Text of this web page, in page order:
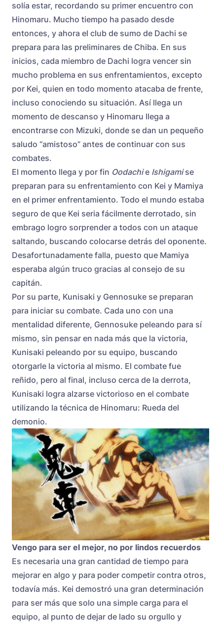
solía estar, recordando su primer encuentro con
Hinomaru. Mucho tiempo ha pasado desde
entonces, y ahora el club de sumo de Dachi se
prepara para las preliminares de Chiba. En sus
inicios, cada miembro de Dachi logra vencer sin
mucho problema en sus enfrentamientos, excepto
por Kei, quien en todo momento atacaba de frente,
incluso conociendo su situación. Así llega un
momento de descanso y Hinomaru llega a
encontrarse con Mizuki, donde se dan un pequeño
saludo “amistoso” antes de continuar con sus
combates.
El momento llega y por fin Oodachie Ishigamise
preparan para su enfrentamiento con Kei y Mamiya
en el primer enfrentamiento. Todo el mundo estaba
seguro de que Kei seria fácilmente derrotado, sin
embrago logro sorprender a todos con un ataque
saltando, buscando colocarse detrás del oponente.
Desafortunadamente falla, puesto que Mamiya
esperaba algún truco gracias al consejo de su
capitán.
Por su parte, Kunisaki y Gennosuke se preparan
para iniciar su combate. Cada uno con una
mentalidad diferente, Gennosuke peleando para sí
mismo, sin pensar en nada más que la victoria,
Kunisaki peleando por su equipo, buscando
otorgarle la victoria al mismo. El combate fue
reñido, pero al final, incluso cerca de la derrota,
Kunisaki logra alzarse victorioso en el combate
utilizando la técnica de Hinomaru: Rueda del
demonio.
Vengo para ser el mejor, no por lindos recuerdos
Es necesaria una gran cantidad de tiempo para
mejorar en algo y para poder competir contra otros,
todavía más. Kei demostró una gran determinación
para ser más que solo una simple carga para el
equipo, al punto de dejar de lado su orgullo y